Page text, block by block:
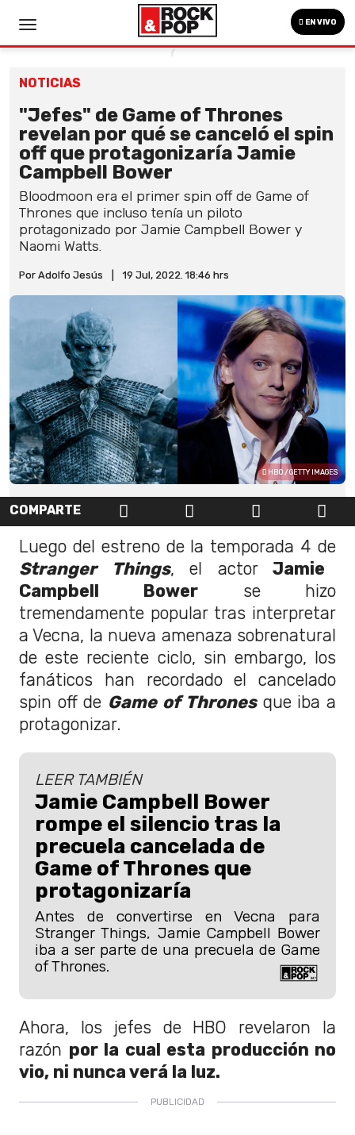
EN VIVO
NOTICIAS
"Jefes" de Game of Thrones
revelan por qué se canceló el spin
off que protagonizaría Jamie
Campbell Bower
Bloodmoon era el primer spin off de Game of
Thrones que incluso tenía un piloto
protagonizado por Jamie Campbell Bower y
Naomi Watts.
Por Adolfo Jesús 19 Jul, 2022. 18:46 hrs
HBO / GETTY IMAGES
COMPARTE
Luego del estreno de la temporada 4 de
Stranger Things, el actorJamie
Campbell Bower se hizo
tremendamente popular tras interpretar
a Vecna, la nueva amenaza sobrenatural
de este reciente ciclo, sin embargo, los
fanáticos han recordado el cancelado
spin off de Game of Thronesque iba a
protagonizar.
LEER TAMBIÉN
Jamie Campbell Bower
rompe el silencio tras la
precuela cancelada de
Game of Thrones que
protagonizaría
Antes de convertirse en Vecna para
Stranger Things, Jamie Campbell Bower
iba a ser parte de una precuela de Game
of Thrones.
Ahora, los jefes de HBO revelaron la
razón por la cual esta producción no
vio, ni nunca verá la luz.